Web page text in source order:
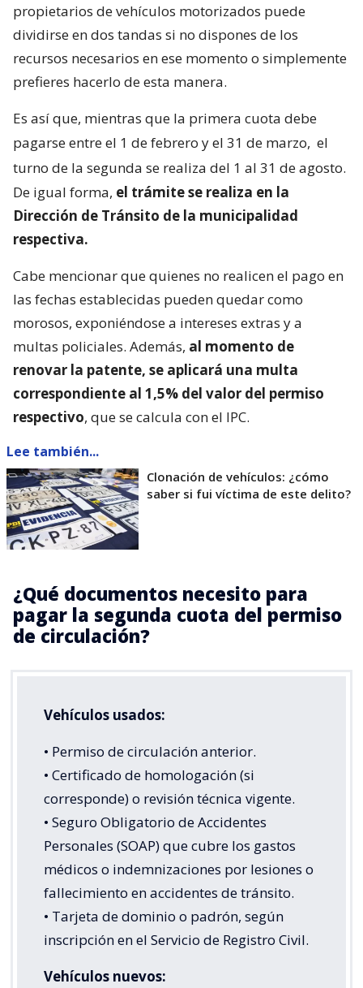
propietarios de vehículos motorizados puede
dividirse en dos tandas si no dispones de los
recursos necesarios en ese momento o simplemente
prefieres hacerlo de esta manera.
Es así que, mientras que la primera cuota debe
pagarse entre el 1 de febrero y el 31 de marzo, el
turno de la segunda se realiza del 1 al 31 de agosto.
De igual forma, el trámite se realiza en la
Dirección de Tránsito de la municipalidad
respectiva.
Cabe mencionar que quienes no realicen el pago en
las fechas establecidas pueden quedar como
morosos, exponiéndose a intereses extras y a
multas policiales. Además, al momento de
renovar la patente, se aplicará una multa
correspondiente al 1,5% del valor del permiso
respectivo, que se calcula con el IPC.
Lee también...
Clonación de vehículos: ¿cómo
saber si fui víctima de este delito?
¿Qué documentos necesito para
pagar la segunda cuota del permiso
de circulación?
Vehículos usados:
• Permiso de circulación anterior.
• Certificado de homologación (si
corresponde) o revisión técnica vigente.
• Seguro Obligatorio de Accidentes
Personales (SOAP) que cubre los gastos
médicos o indemnizaciones por lesiones o
fallecimiento en accidentes de tránsito.
• Tarjeta de dominio o padrón, según
inscripción en el Servicio de Registro Civil.
Vehículos nuevos: